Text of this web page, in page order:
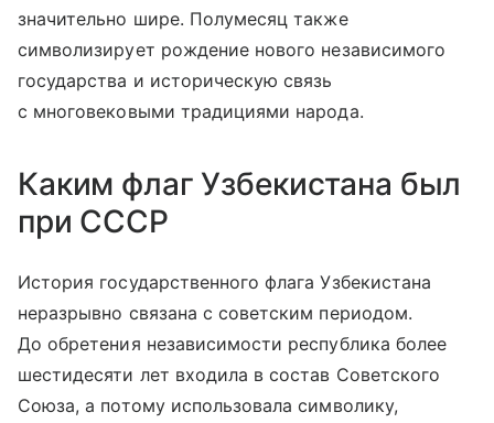
значительно шире. Полумесяц также
символизирует рождение нового независимого
государства и историческую связь
с многовековыми традициями народа.
Каким флаг Узбекистана был
при СССР
История государственного флага Узбекистана
неразрывно связана с советским периодом.
До обретения независимости республика более
шестидесяти лет входила в состав Советского
Союза, а потому использовала символику,